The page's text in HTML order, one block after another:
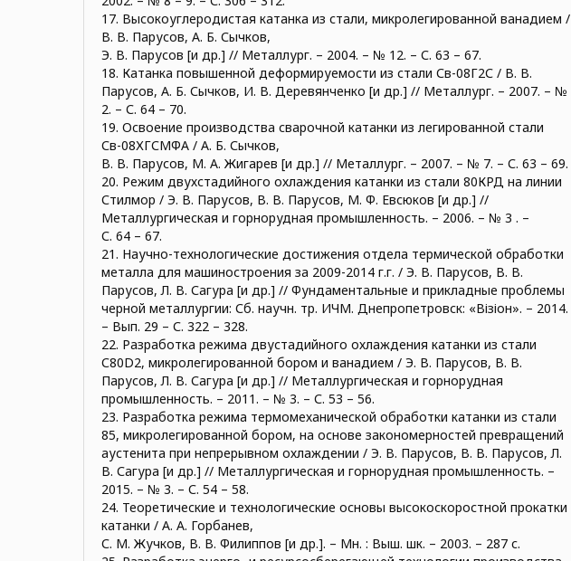
17. Высокоуглеродистая катанка из стали, микролегированной ванадием /
В. В. Парусов, А. Б. Сычков,
Э. В. Парусов [и др.] // Металлург. – 2004. – № 12. – С. 63 – 67.
18. Катанка повышенной деформируемости из стали Св-08Г2С / В. В.
Парусов, А. Б. Сычков, И. В. Деревянченко [и др.] // Металлург. – 2007. – №
2. – С. 64 – 70.
19. Освоение производства сварочной катанки из легированной стали
Св-08ХГСМФА / А. Б. Сычков,
В. В. Парусов, М. А. Жигарев [и др.] // Металлург. – 2007. – № 7. – С. 63 – 69.
20. Режим двухстадийного охлаждения катанки из стали 80КРД на линии
Стилмор / Э. В. Парусов, В. В. Парусов, М. Ф. Евсюков [и др.] //
Металлургическая и горнорудная промышленность. – 2006. – № 3 . –
С. 64 – 67.
21. Научно-технологические достижения отдела термической обработки
металла для машиностроения за 2009-2014 г.г. / Э. В. Парусов, В. В.
Парусов, Л. В. Сагура [и др.] // Фундаментальные и прикладные проблемы
черной металлургии: Сб. научн. тр. ИЧМ. Днепропетровск: «Візіон». – 2014.
– Вып. 29 – С. 322 – 328.
22. Разработка режима двустадийного охлаждения катанки из стали
С80D2, микролегированной бором и ванадием / Э. В. Парусов, В. В.
Парусов, Л. В. Сагура [и др.] // Металлургическая и горнорудная
промышленность. – 2011. – № 3. – С. 53 – 56.
23. Разработка режима термомеханической обработки катанки из стали
85, микролегированной бором, на основе закономерностей превращений
аустенита при непрерывном охлаждении / Э. В. Парусов, В. В. Парусов, Л.
В. Сагура [и др.] // Металлургическая и горнорудная промышленность. –
2015. – № 3. – С. 54 – 58.
24. Теоретические и технологические основы высокоскоростной прокатки
катанки / А. А. Горбанев,
С. М. Жучков, В. В. Филиппов [и др.]. – Мн. : Выш. шк. – 2003. – 287 с.